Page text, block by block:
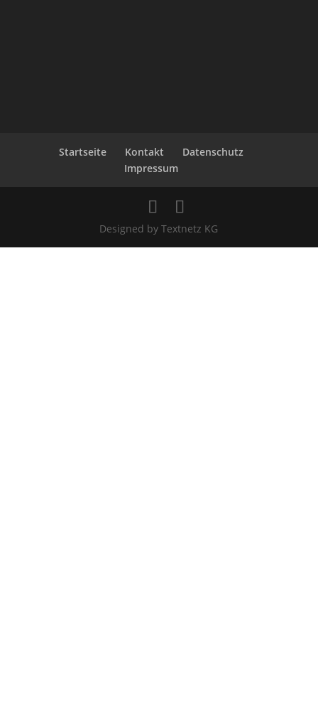
Startseite Kontakt
Datenschutz
Impressum
Designed by Textnetz KG